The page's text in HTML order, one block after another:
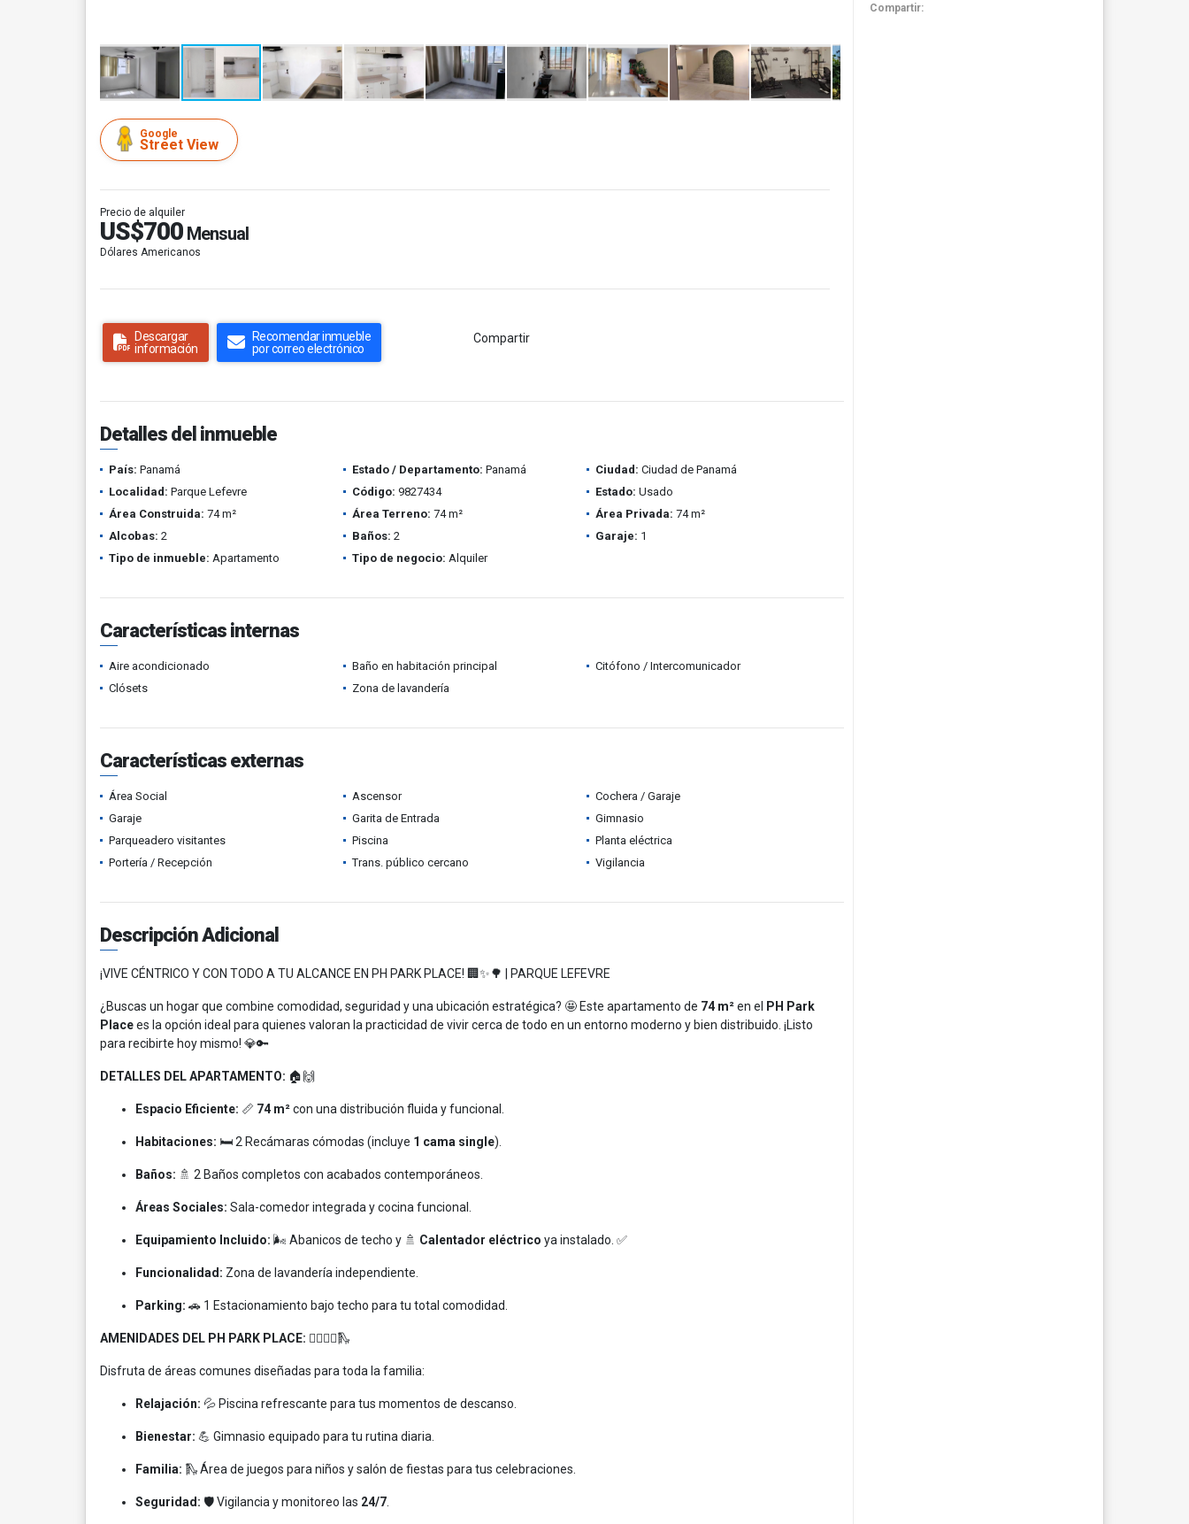
Google
Street View
Precio de alquiler
US$700 Mensual
Dólares Americanos
Descargar
información
Recomendar inmueble
por correo electrónico
Compartir
Detalles del inmueble
País: Panamá Estado / Departamento: Panamá Ciudad: Ciudad de Panamá
Localidad: Parque Lefevre Código: 9827434 Estado: Usado
Área Construida: 74 m² Área Terreno: 74 m² Área Privada: 74 m²
Alcobas: 2 Baños: 2 Garaje: 1
Tipo de inmueble: Apartamento Tipo de negocio: Alquiler
Características internas
Aire acondicionado Baño en habitación principal
Citófono / Intercomunicador
Clósets
Zona de lavandería
Características externas
Área Social Ascensor
Cochera / Garaje
Garaje
Garita de Entrada
Gimnasio
Parqueadero visitantes
Piscina
Planta eléctrica
Portería / Recepción
Trans. público cercano Vigilancia
Descripción Adicional
¡VIVE CÉNTRICO Y CON TODO A TU ALCANCE EN PH PARK PLACE! 🏢✨🌳 | PARQUE LEFEVRE
¿Buscas un hogar que combine comodidad, seguridad y una ubicación estratégica? 🤩 Este apartamento de 74 m²en el
PH Park
Placees la opción ideal para quienes valoran la practicidad de vivir cerca de todo en un entorno moderno y bien distribuido. ¡Listo
para recibirte hoy mismo! 💎🔑
DETALLES DEL APARTAMENTO: 🏠🙌
Espacio Eficiente: 📏 74 m²con una distribución fluida y funcional.
Habitaciones: 🛏️ 2 Recámaras cómodas (incluye 1 cama single).
Baños: 🚿 2 Baños completos con acabados contemporáneos.
Áreas Sociales: Sala-comedor integrada y cocina funcional.
Equipamiento Incluido: 🌬️ Abanicos de techo y 🚿 Calentador eléctrico ya instalado. ✅
Funcionalidad: Zona de lavandería independiente.
Parking: 🚗 1 Estacionamiento bajo techo para tu total comodidad.
AMENIDADES DEL PH PARK PLACE: 🏊‍♂️🏋️‍♀️🛝
Disfruta de áreas comunes diseñadas para toda la familia:
Relajación: 💦 Piscina refrescante para tus momentos de descanso.
Bienestar: 💪 Gimnasio equipado para tu rutina diaria.
Familia: 🛝 Área de juegos para niños y salón de fiestas para tus celebraciones.
Seguridad: 🛡️ Vigilancia y monitoreo las 24/7
Compartir: